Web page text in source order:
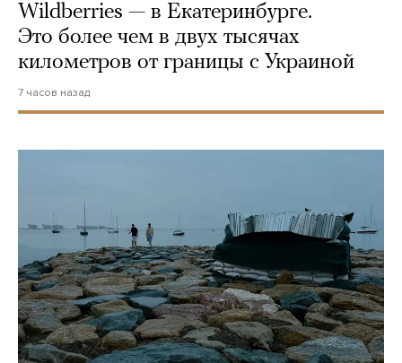
Wildberries — в Екатеринбурге.
Это более чем в двух тысячах
километров от границы с Украиной
7 часов назад